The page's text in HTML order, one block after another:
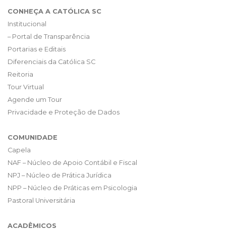
CONHEÇA A CATÓLICA SC
Institucional
– Portal de Transparência
Portarias e Editais
Diferenciais da Católica SC
Reitoria
Tour Virtual
Agende um Tour
Privacidade e Proteção de Dados
COMUNIDADE
Capela
NAF – Núcleo de Apoio Contábil e Fiscal
NPJ – Núcleo de Prática Jurídica
NPP – Núcleo de Práticas em Psicologia
Pastoral Universitária
ACADÊMICOS